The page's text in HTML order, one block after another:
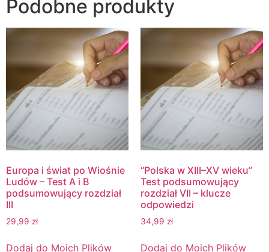
Podobne produkty
Europa i świat po Wiośnie
Ludów – Test A i B
podsumowujący rozdział
III
29,99 zł
Dodaj do Moich Plików
“Polska w XIII–XV wieku”
Test podsumowujący
rozdział VII – klucze
odpowiedzi
34,99 zł
Dodaj do Moich Plików